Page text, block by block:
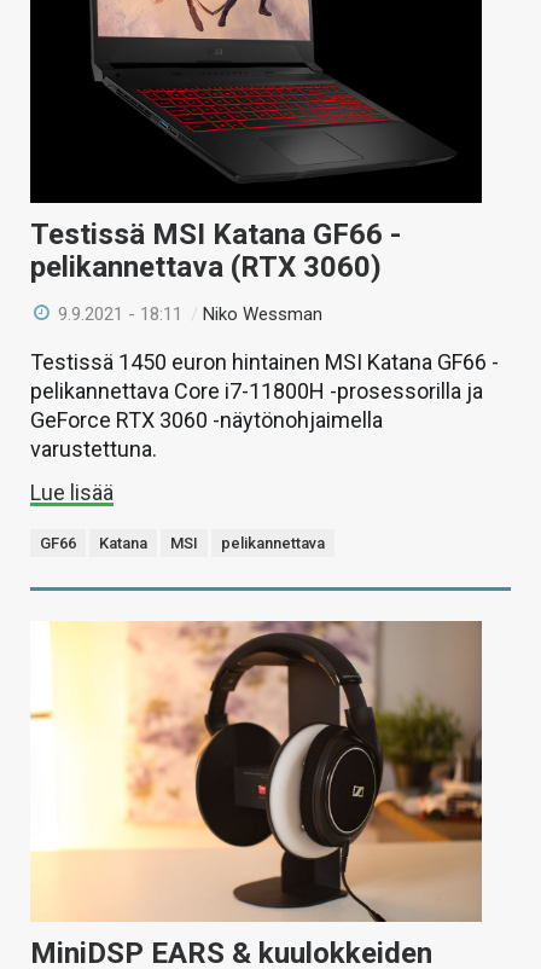
Testissä MSI Katana GF66 -
pelikannettava (RTX 3060)
9.9.2021 - 18:11 /Niko Wessman
Testissä 1450 euron hintainen MSI Katana GF66 -
pelikannettava Core i7-11800H -prosessorilla ja
GeForce RTX 3060 -näytönohjaimella
varustettuna.
Lue lisää
GF66 Katana MSI pelikannettava
MiniDSP EARS & kuulokkeiden